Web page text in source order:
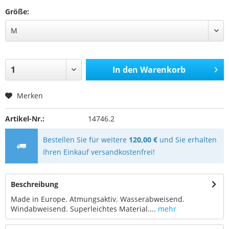
Größe:
In den Warenkorb
Merken
Artikel-Nr.: 14746.2
Bestellen Sie für weitere 120,00 € und Sie erhalten
Ihren Einkauf versandkostenfrei!
Beschreibung
Made in Europe. Atmungsaktiv. Wasserabweisend.
Windabweisend. Superleichtes Material.... mehr